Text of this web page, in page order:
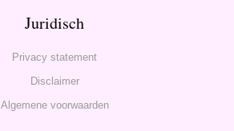
Juridisch
Privacy statement
Disclaimer
Algemene voorwaarden